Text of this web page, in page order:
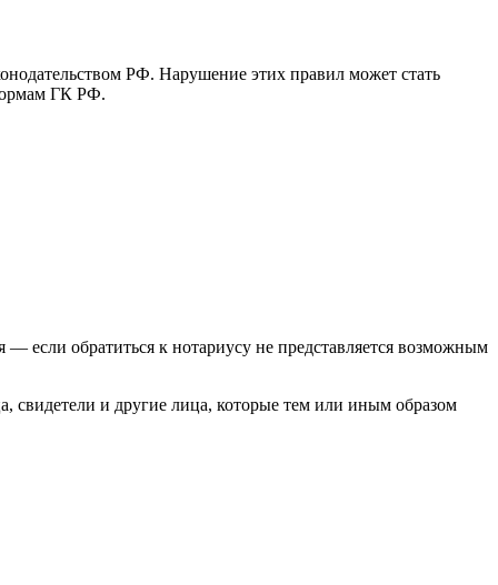
РФ. Нарушение этих правил может стать
ГК РФ.
обратиться к нотариусу не представляется возможным
свидетели и другие лица, которые тем или иным образом